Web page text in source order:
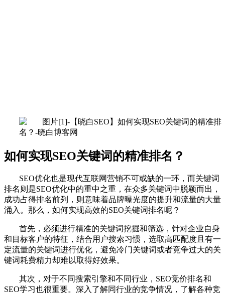
如何实现SEO关键词的精准排名？
SEO优化也是现代互联网营销不可或缺的一环，而关键词
排名则是SEO优化中的重中之重，在众多关键词中脱颖而出，
成功占得排名前列，则意味着品牌曝光度的提升和流量的大量
涌入。那么，如何实现高效的SEO关键词排名呢？
首先，必须进行精准的关键词挖掘和筛选，针对企业自身
和目标客户的特征，结合用户搜索习惯，选取高匹配度且有一
定流量的关键词进行优化，避免冷门关键词或者竞争过大的关
键词耗费精力却难以取得好效果。
其次，对于不同搜索引擎和不同行业，SEO竞价排名和
SEO学习也很重要。深入了解同行业的竞争情况，了解各种竞